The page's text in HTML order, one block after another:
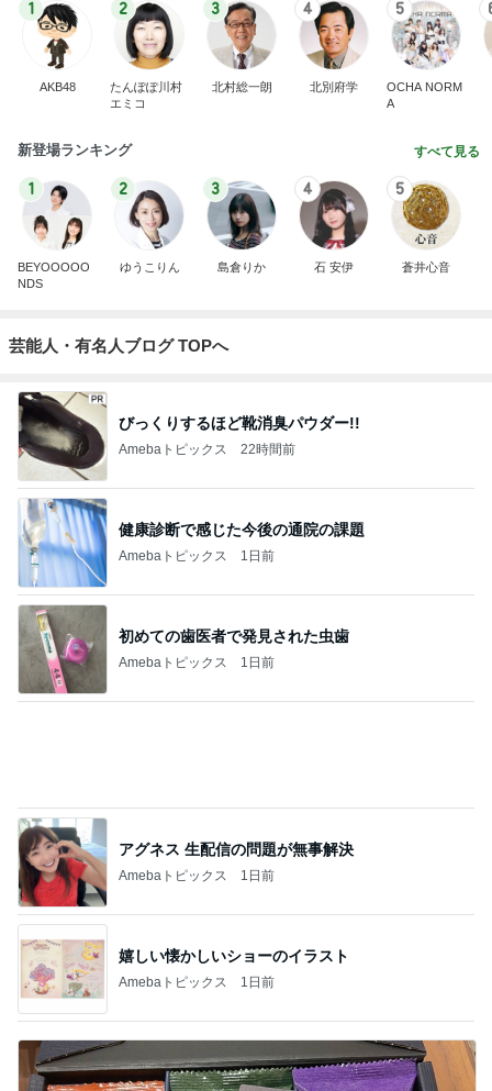
1
AKB48
2
たんぽぽ川村
エミコ
3
北村総一朗
4
北別府学
5
OCHA NORM
A
新登場ランキング すべて見る
1
BEYOOOOO
NDS
2
ゆうこりん
3
島倉りか
4
石 安伊
5
蒼井心音
芸能人・有名人ブログ TOPへ
びっくりするほど靴消臭パウダー!!
Amebaトピックス 22時間前
健康診断で感じた今後の通院の課題
Amebaトピックス 1日前
初めての歯医者で発見された虫歯
Amebaトピックス 1日前
アグネス 生配信の問題が無事解決
Amebaトピックス 1日前
嬉しい懐かしいショーのイラスト
Amebaトピックス 1日前